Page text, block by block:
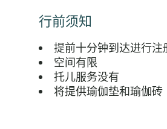
行前须知
提前十分钟到达进行注
空间有限
托儿服务没有
将提供瑜伽垫和瑜伽砖